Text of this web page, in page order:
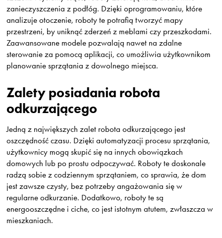
zanieczyszczenia z podłóg. Dzięki oprogramowaniu, które
analizuje otoczenie, roboty te potrafią tworzyć mapy
przestrzeni, by uniknąć zderzeń z meblami czy przeszkodami.
Zaawansowane modele pozwalają nawet na zdalne
sterowanie za pomocą aplikacji, co umożliwia użytkownikom
planowanie sprzątania z dowolnego miejsca.
Zalety posiadania robota
odkurzającego
Jedną z największych zalet robota odkurzającego jest
oszczędność czasu. Dzięki automatyzacji procesu sprzątania,
użytkownicy mogą skupić się na innych obowiązkach
domowych lub po prostu odpoczywać. Roboty te doskonale
radzą sobie z codziennym sprzątaniem, co sprawia, że dom
jest zawsze czysty, bez potrzeby angażowania się w
regularne odkurzanie. Dodatkowo, roboty te są
energooszczędne i ciche, co jest istotnym atutem, zwłaszcza w
mieszkaniach.